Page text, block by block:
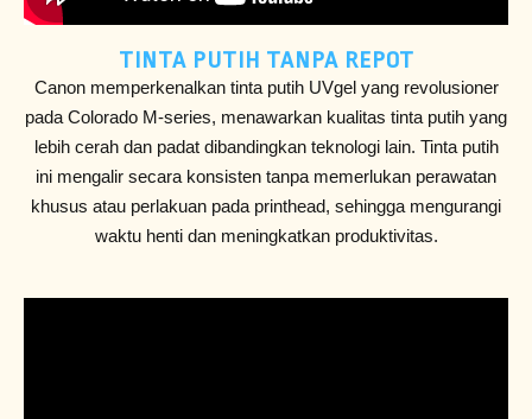
TINTA PUTIH TANPA REPOT
Canon memperkenalkan tinta putih UVgel yang revolusioner
pada Colorado M-series, menawarkan kualitas tinta putih yang
lebih cerah dan padat dibandingkan teknologi lain. Tinta putih
ini mengalir secara konsisten tanpa memerlukan perawatan
khusus atau perlakuan pada printhead, sehingga mengurangi
waktu henti dan meningkatkan produktivitas.